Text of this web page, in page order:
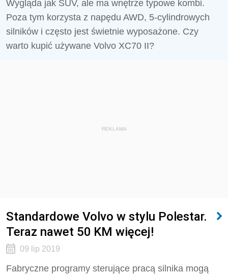
Wygląda jak SUV, ale ma wnętrze typowe kombi.
Poza tym korzysta z napędu AWD, 5-cylindrowych
silników i często jest świetnie wyposażone. Czy
warto kupić używane Volvo XC70 II?
REKLAMA
Standardowe Volvo w stylu Polestar.
Teraz nawet 50 KM więcej!
09 lip 2019
Fabryczne programy sterujące pracą silnika mogą